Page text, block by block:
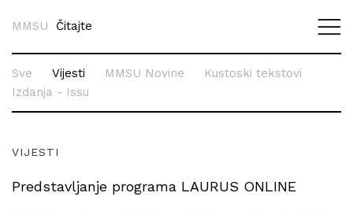
MMSU Čitajte
Sve Vijesti MMSU Novine
Kustoski tekstovi
Izdanja - Issu
VIJESTI
Predstavljanje programa LAURUS ONLINE